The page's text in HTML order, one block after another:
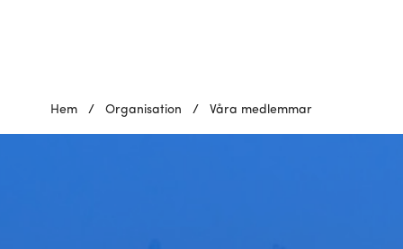
Hem / Organisation / Våra medlemmar